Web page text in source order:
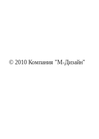
© 2010 Компания "М-Дизайн"